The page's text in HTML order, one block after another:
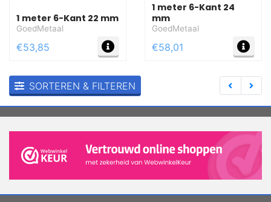
1 meter 6-Kant 22 mm
GoedMetaal
€53,85 MEER INFO
1 meter 6-Kant 24
mm
GoedMetaal
€58,01
SORTEREN & FILTEREN